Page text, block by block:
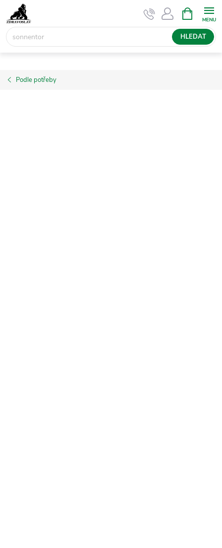
na
obsah
HLEDAT
NÁKUPNÍ
KOŠÍK
Podle potřeby